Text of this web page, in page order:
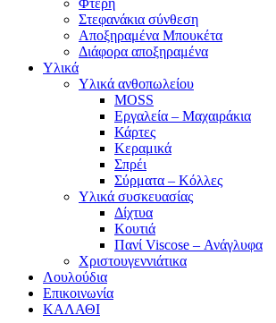
Στεφανάκια σύνθεση
Αποξηραμένα Μπουκέτα
Διάφορα αποξηραμένα
Υλικά
Υλικά ανθοπωλείου
MOSS
Εργαλεία – Μαχαιράκια
Κάρτες
Κεραμικά
Σπρέι
Σύρματα – Κόλλες
Υλικά συσκευασίας
Δίχτυα
Κουτιά
Πανί Viscose – Ανάγλυφα
Χριστουγεννιάτικα
Λουλούδια
Επικοινωνία
ΚΑΛΑΘΙ